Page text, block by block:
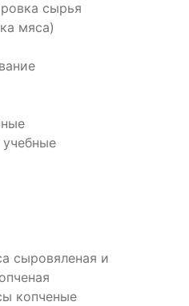
сырья
мяса)
сыровяленая и
копченые